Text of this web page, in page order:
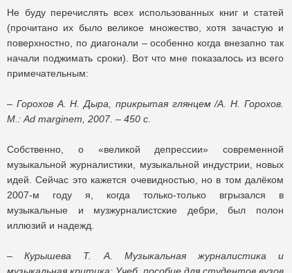
Не буду перечислять всех использованных книг и статей
(прочитано их было великое множество, хотя зачастую и
поверхностно, по диагонали – особенно когда внезапно так
начали поджимать сроки). Вот что мне показалось из всего
примечательным:
– Горохов А. Н. Дыра, прикрытая глянцем /А. Н. Горохов.
М.: Ad marginem, 2007. – 450 с.
Собственно, о «великой депрессии» современной
музыкальной журналистики, музыкальной индустрии, новых
идей. Сейчас это кажется очевидностью, но в том далёком
2007-м году я, когда только-только вгрызался в
музыкальные и музжурналистские дебри, был полон
иллюзий и надежд.
– Курышева Т. А. Музыкальная журналистика и